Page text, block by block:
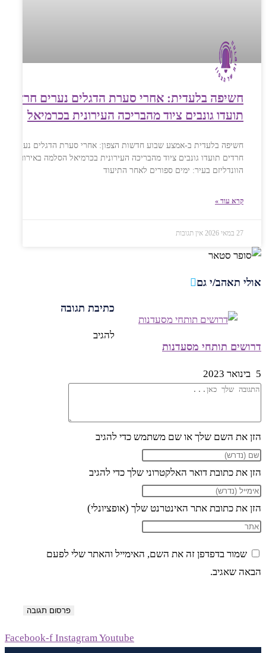
חשיפה בלעדית: אחרי סערת הדגלים נערים חרדים
תועדו גונבים ציוד מהבריכה העירונית בכרמיאל
חשיפה בלעדית ב-אמצע שבוע חדשות הצפון: אחרי סערת הדגלים נערים
חרדים תועדו גונבים ציוד מהבריכה העירונית בכרמיאל הסלמה באירועי
הוונדליזם בעיר: ימים ספורים לאחר התיעוד
קרא עוד »
27 במאי 2026 אין תגובות
אולי תאהב/י גם
דרושים תותחי מסעדנות
כתיבת תגובה
להגיב
הזן את השם שלך או שם משתמש כדי להגיב
הזן את כתובת דואר האלקטרוני שלך כדי להגיב
הזן את כתובת אתר האינטרנט שלך (אופציונלי)
שמור בדפדפן זה את השם, האימייל והאתר שלי לפעם
הבאה שאגיב.
Facebook-f InstagramYoutube